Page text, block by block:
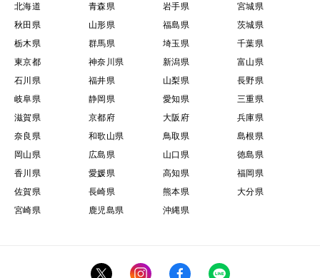
北海道 青森県 岩手県
宮城県
秋田県
山形県 福島県
茨城県
栃木県
群馬県 埼玉県
千葉県
東京都
神奈川県 新潟県
富山県
石川県
福井県 山梨県
長野県
岐阜県
静岡県 愛知県
三重県
滋賀県
京都府 大阪府
兵庫県
奈良県
和歌山県 鳥取県
島根県
岡山県
広島県 山口県
徳島県
香川県
愛媛県 高知県
福岡県
佐賀県
長崎県 熊本県
大分県
宮崎県
鹿児島県 沖縄県